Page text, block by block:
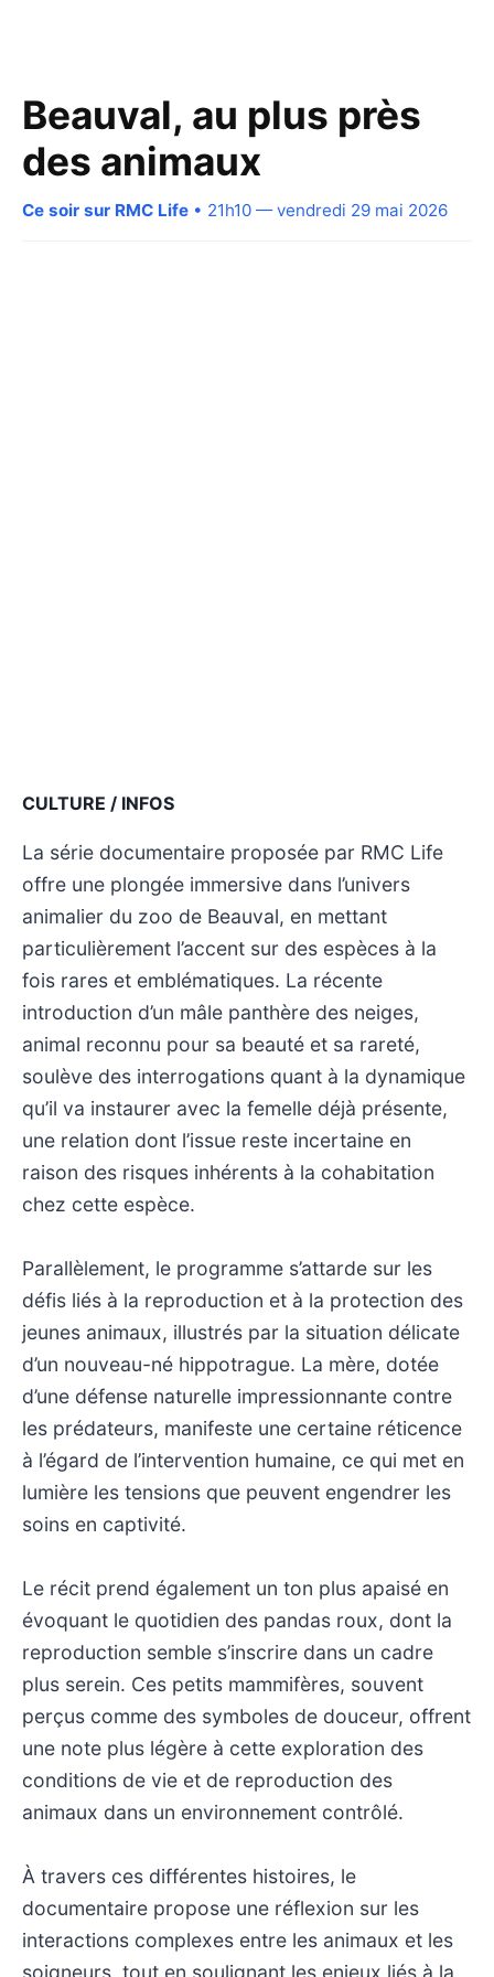
Beauval, au plus près
des animaux
Ce soir sur RMC Life • 21h10 — vendredi 29 mai 2026
CULTURE / INFOS
La série documentaire proposée par RMC Life
offre une plongée immersive dans l’univers
animalier du zoo de Beauval, en mettant
particulièrement l’accent sur des espèces à la
fois rares et emblématiques. La récente
introduction d’un mâle panthère des neiges,
animal reconnu pour sa beauté et sa rareté,
soulève des interrogations quant à la dynamique
qu’il va instaurer avec la femelle déjà présente,
une relation dont l’issue reste incertaine en
raison des risques inhérents à la cohabitation
chez cette espèce.
Parallèlement, le programme s’attarde sur les
défis liés à la reproduction et à la protection des
jeunes animaux, illustrés par la situation délicate
d’un nouveau-né hippotrague. La mère, dotée
d’une défense naturelle impressionnante contre
les prédateurs, manifeste une certaine réticence
à l’égard de l’intervention humaine, ce qui met en
lumière les tensions que peuvent engendrer les
soins en captivité.
Le récit prend également un ton plus apaisé en
évoquant le quotidien des pandas roux, dont la
reproduction semble s’inscrire dans un cadre
plus serein. Ces petits mammifères, souvent
perçus comme des symboles de douceur, offrent
une note plus légère à cette exploration des
conditions de vie et de reproduction des
animaux dans un environnement contrôlé.
À travers ces différentes histoires, le
documentaire propose une réflexion sur les
interactions complexes entre les animaux et les
soigneurs, tout en soulignant les enjeux liés à la